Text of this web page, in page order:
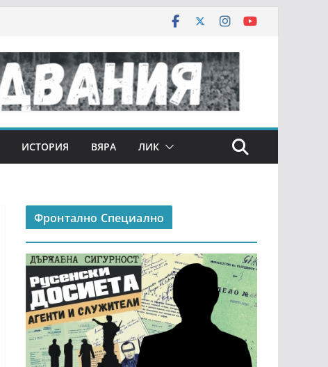
ИСТОРИЯ ВЯРА ЛИК
Фронтално Специално